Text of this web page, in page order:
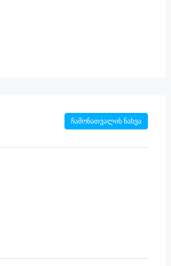
ჩამონათვალის ნახვა